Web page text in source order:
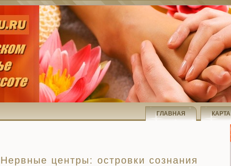
ГЛАВНАЯ КАРТА
Нервные центры: островки сознания